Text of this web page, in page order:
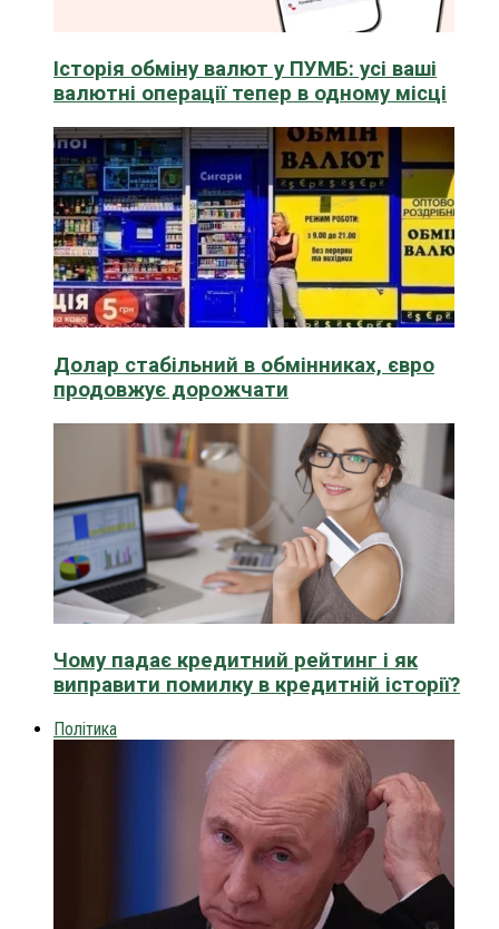
Історія обміну валют у ПУМБ: усі ваші
валютні операції тепер в одному місці
Долар стабільний в обмінниках, євро
продовжує дорожчати
Чому падає кредитний рейтинг і як
виправити помилку в кредитній історії?
Політика